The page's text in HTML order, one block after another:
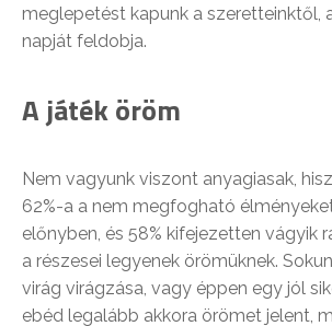
meglepetést kapunk a szeretteinktől,
napját feldobja.
A játék öröm
Nem vagyunk viszont anyagiasak,
62%-a a nem megfogható
előnyben, és 58% kifejezetten vágyik
a részesei legyenek örömüknek.
virág virágzása, vagy éppen egy jól
ebéd legalább akkora örömet jelent,